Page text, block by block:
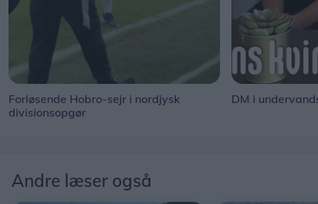
Forløsende Hobro-sejr i nordjysk
divisionsopgør
DM i
Andre læser også